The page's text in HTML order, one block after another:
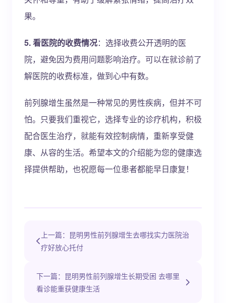
果。
5. 看医院的收费情况：选择收费公开透明的医
院，避免因为费用问题影响治疗。可以在就诊前了
解医院的收费标准，做到心中有数。
前列腺增生虽然是一种常见的男性疾病，但并不可
怕。只要我们重视它，选择专业的诊疗机构，积极
配合医生治疗，就能有效控制病情，重新享受健
康、从容的生活。希望本文的介绍能为您的健康选
择提供帮助，也祝愿每一位患者都能早日康复！
上一篇：昆明男性前列腺增生去哪找实力医院治
疗好放心托付
下一篇：昆明男性前列腺增生长期受困 去哪里
看诊能重获健康生活